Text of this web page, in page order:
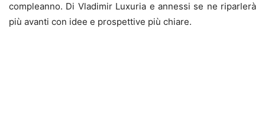
compleanno. Di Vladimir Luxuria e annessi se ne riparlerà
più avanti con idee e prospettive più chiare.